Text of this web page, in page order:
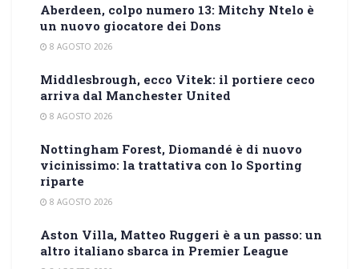
Aberdeen, colpo numero 13: Mitchy Ntelo è
un nuovo giocatore dei Dons
8 AGOSTO 2026
Middlesbrough, ecco Vitek: il portiere ceco
arriva dal Manchester United
8 AGOSTO 2026
Nottingham Forest, Diomandé è di nuovo
vicinissimo: la trattativa con lo Sporting
riparte
8 AGOSTO 2026
Aston Villa, Matteo Ruggeri è a un passo: un
altro italiano sbarca in Premier League